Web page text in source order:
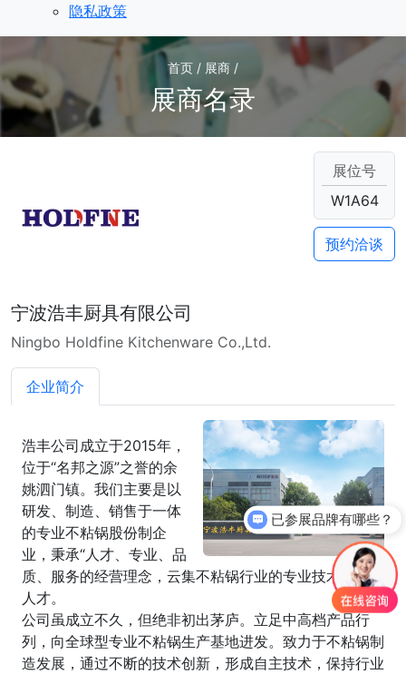
隐私政策
首页 / 展商 /
展商名录
宁波浩丰厨具有限公司
Ningbo Holdfine Kitchenware Co.,Ltd.
展位号
W1A64
预约洽谈
企业简介
浩丰公司成立于2015年，
位于“名邦之源”之誉的余
姚泗门镇。我们主要是以
研发、制造、销售于一体
的专业不粘锅股份制企
业，秉承“人才、专业、品
质、服务的经营理念，云集不粘锅行业的专业技术、管理
人才。
公司虽成立不久，但绝非初出茅庐。立足中高档产品行
列，向全球型专业不粘锅生产基地进发。致力于不粘锅制
造发展，通过不断的技术创新，形成自主技术，保持行业
已参展品牌有哪些？
你们是怎么收费的呢？